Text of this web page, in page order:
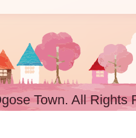
Town. All Rights